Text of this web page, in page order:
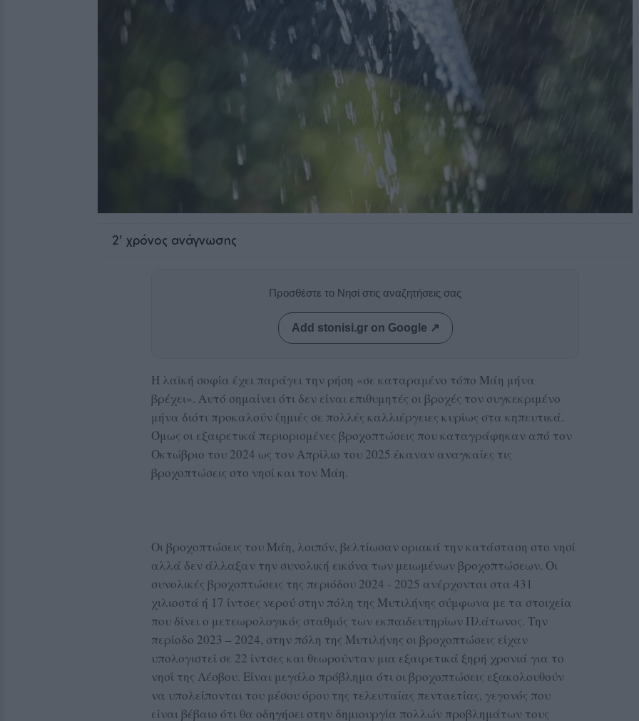
2' χρόνος ανάγνωσης
Προσθέστε το Νησί στις αναζητήσεις σας
Add stonisi.gr on Google ↗
Η λαϊκή σοφία έχει παράγει την ρήση «σε καταραμένο τόπο Μάη μήνα
βρέχει». Αυτό σημαίνει ότι δεν είναι επιθυμητές οι βροχές τον συγκεκριμένο
μήνα διότι προκαλούν ζημιές σε πολλές καλλιέργειες κυρίως στα κηπευτικά.
Όμως οι εξαιρετικά περιορισμένες βροχοπτώσεις που καταγράφηκαν από τον
Οκτώβριο του 2024 ως τον Απρίλιο του 2025 έκαναν αναγκαίες τις
βροχοπτώσεις στο νησί και τον Μάη.
Οι βροχοπτώσεις του Μάη, λοιπόν, βελτίωσαν οριακά την κατάσταση στο νησί
αλλά δεν άλλαξαν την συνολική εικόνα των μειωμένων βροχοπτώσεων. Οι
συνολικές βροχοπτώσεις της περιόδου 2024 - 2025 ανέρχονται στα 431
χιλιοστά ή 17 ίντσες νερού στην πόλη της Μυτιλήνης σύμφωνα με τα στοιχεία
που δίνει ο μετεωρολογικός σταθμός των εκπαιδευτηρίων Πλάτωνος. Την
περίοδο 2023 – 2024, στην πόλη της Μυτιλήνης οι βροχοπτώσεις είχαν
υπολογιστεί σε 22 ίντσες και θεωρούνταν μια εξαιρετικά ξηρή χρονιά για το
νησί της Λέσβου. Είναι μεγάλο πρόβλημα ότι οι βροχοπτώσεις εξακολουθούν
να υπολείπονται του μέσου όρου της τελευταίας πενταετίας, γεγονός που
είναι βέβαιο ότι θα οδηγήσει στην δημιουργία πολλών προβλημάτων τους